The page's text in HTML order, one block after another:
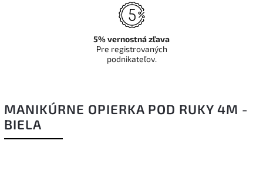
MANIKÚRNE OPIERKA POD RUKY 4M -
BIELA
5% vernostná zľava
Pre registrovaných
podnikateľov.